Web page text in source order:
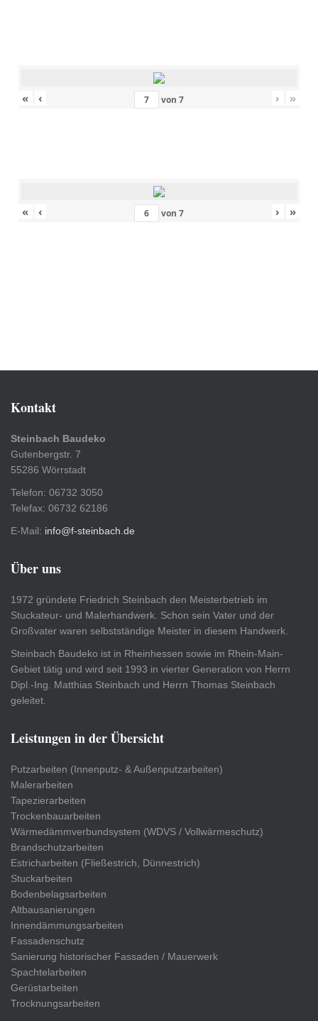
« ‹ von 7 › »
« ‹ von 7 › »
Kontakt
Steinbach Baudeko
Gutenbergstr. 7
55286 Wörrstadt
Telefon: 06732 3050
Telefax: 06732 62186
E-Mail: info@f-steinbach.de
Über uns
1972 gründete Friedrich Steinbach den Meisterbetrieb im
Stuckateur- und Malerhandwerk. Schon sein Vater und der
Großvater waren selbstständige Meister in diesem Handwerk.
Steinbach Baudeko ist in Rheinhessen sowie im Rhein-Main-
Gebiet tätig und wird seit 1993 in vierter Generation von Herrn
Dipl.-Ing. Matthias Steinbach und Herrn Thomas Steinbach
geleitet.
Leistungen in der Übersicht
Putzarbeiten (Innenputz- & Außenputzarbeiten)
Malerarbeiten
Tapezierarbeiten
Trockenbauarbeiten
Wärmedämmverbundsystem (WDVS / Vollwärmeschutz)
Brandschutzarbeiten
Estricharbeiten (Fließestrich, Dünnestrich)
Stuckarbeiten
Bodenbelagsarbeiten
Altbausanierungen
Innendämmungsarbeiten
Fassadenschutz
Sanierung historischer Fassaden / Mauerwerk
Spachtelarbeiten
Gerüstarbeiten
Trocknungsarbeiten